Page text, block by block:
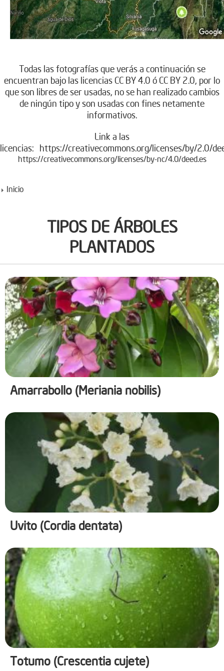
Todas las fotografías que verás a continuación se
encuentran bajo las licencias CC BY 4.0 ó CC BY 2.0, por lo
que son libres de ser usadas, no se han realizado cambios
de ningún tipo y son usadas con fines netamente
informativos.
Link a las
licencias: https://creativecommons.org/licenses/by/2.0/
https://creativecommons.org/licenses/by-nc/4.0/deed.es
Inicio
TIPOS DE ÁRBOLES
PLANTADOS
Amarrabollo (Meriania nobilis)
Uvito (Cordia dentata)
Totumo (Crescentia cujete)